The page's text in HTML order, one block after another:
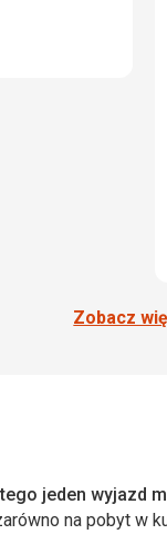
Zobacz
jeden wyjazd
na pobyt w